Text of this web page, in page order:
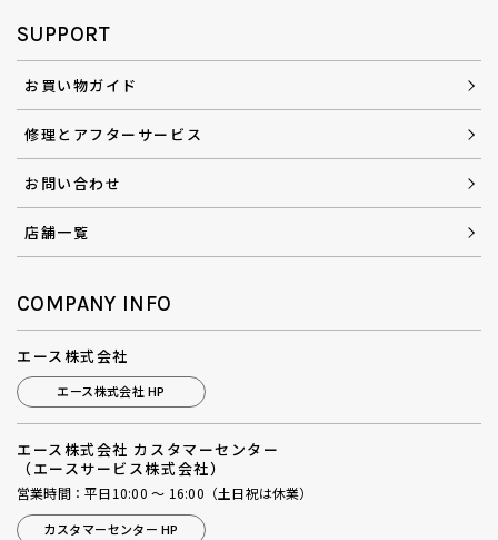
SUPPORT
お買い物ガイド
修理とアフターサービス
お問い合わせ
店舗一覧
COMPANY INFO
エース株式会社
エース株式会社 HP
エース株式会社 カスタマーセンター
（エースサービス株式会社）
営業時間：平日10:00 ～ 16:00（土日祝は休業）
カスタマーセンター HP